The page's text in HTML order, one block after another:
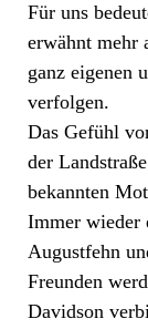
Für uns
erwähnt mehr
ganz eigenen
verfolgen.
Das Gefühl
der
bekannten
Immer wieder
Augustfehn
Freunden
Davidson